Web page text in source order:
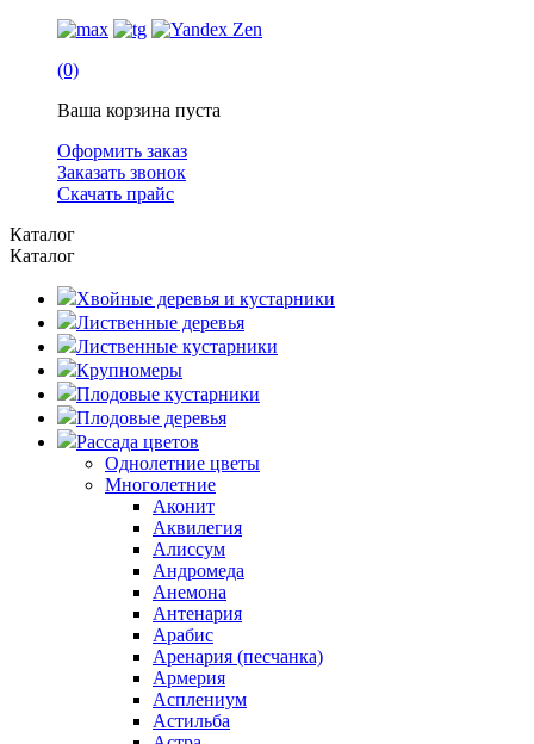
(0)
Ваша корзина пуста
Оформить заказ
Заказать звонок
Скачать прайс
Каталог
Каталог
Хвойные деревья и кустарники
Лиственные деревья
Лиственные кустарники
Крупномеры
Плодовые кустарники
Плодовые деревья
Рассада цветов
Однолетние цветы
Многолетние
Аконит
Аквилегия
Алиссум
Андромеда
Анемона
Антенария
Арабис
Аренария (песчанка)
Армерия
Асплениум
Астильба